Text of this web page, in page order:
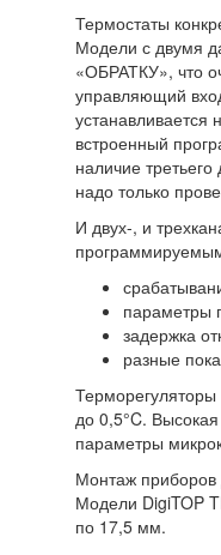
Термостаты
Модели с двумя
«ОБРАТКУ», что
управляющий
устанавливается
встроенный
наличие
надо только
И двух-, и
параметры
задержка
разные
до 0,5°C.
параметры
Монтаж приборов
Модели DigiTOP
по 17,5 мм.